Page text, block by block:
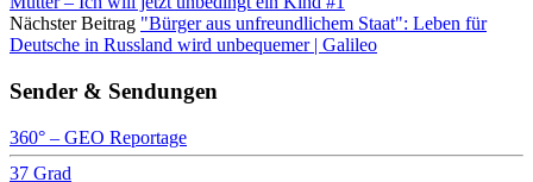
Nächster Beitrag "Bürger aus unfreundlichem Staat": Leben für
Deutsche in Russland wird unbequemer | Galileo
Sender & Sendungen
360° – GEO Reportage
37 Grad